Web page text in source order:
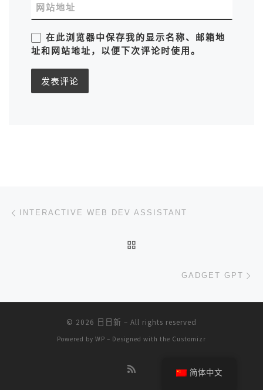
网站地址
在此浏览器中保存我的显示名称、邮箱地
址和网站地址，以便下次评论时使用。
文章导航
INTERACTIVE WEB DEV ASSISTANT
GADGET GPT
© 2026 日日新 – All rights reserved
Powered by WP – Designed with the Customizr
简体中文